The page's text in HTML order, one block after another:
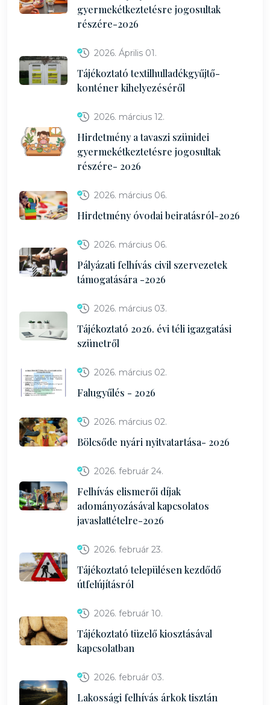
gyermekétkeztetésre jogosultak
részére-2026
2026. Április 01.
Tájékoztató textilhulladékgyűjtő-
konténer kihelyezéséről
2026. március 12.
Hirdetmény a tavaszi szünidei
gyermekétkeztetésre jogosultak
részére- 2026
2026. március 06.
Hirdetmény óvodai beiratásról-2026
2026. március 06.
Pályázati felhívás civil szervezetek
támogatására -2026
2026. március 03.
Tájékoztató 2026. évi téli igazgatási
szünetről
2026. március 02.
Falugyűlés - 2026
2026. március 02.
Bölcsőde nyári nyitvatartása- 2026
2026. február 24.
Felhívás elismerői díjak
adományozásával kapcsolatos
javaslattételre-2026
2026. február 23.
Tájékoztató településen kezdődő
útfelújításról
2026. február 10.
Tájékoztató tüzelő kiosztásával
kapcsolatban
2026. február 03.
Lakossági felhívás árkok tisztán